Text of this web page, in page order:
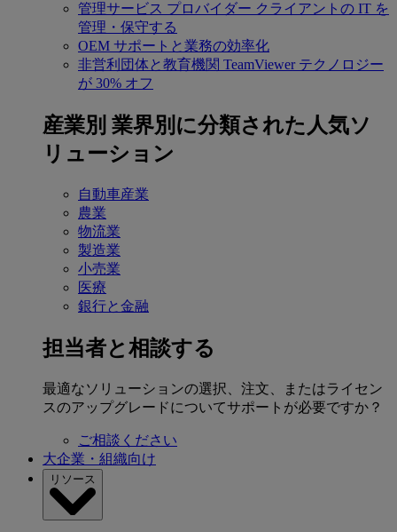
管理サービス プロバイダー クライアントの IT を
管理・保守する
OEM サポートと業務の効率化
非営利団体と教育機関 TeamViewer テクノロジー
が 30% オフ
産業別 業界別に分類された人気ソ
リューション
自動車産業
農業
物流業
製造業
小売業
医療
銀行と金融
担当者と相談する
最適なソリューションの選択、注文、またはライセン
スのアップグレードについてサポートが必要ですか？
ご相談ください
大企業・組織向け
リソース